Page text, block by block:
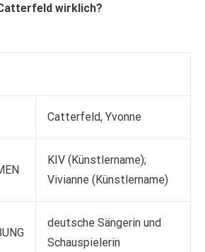
wirklich?
Catterfeld, Yvonne
KIV (Künstlername);
Vivianne (Künstlername)
deutsche Sängerin und
Schauspielerin